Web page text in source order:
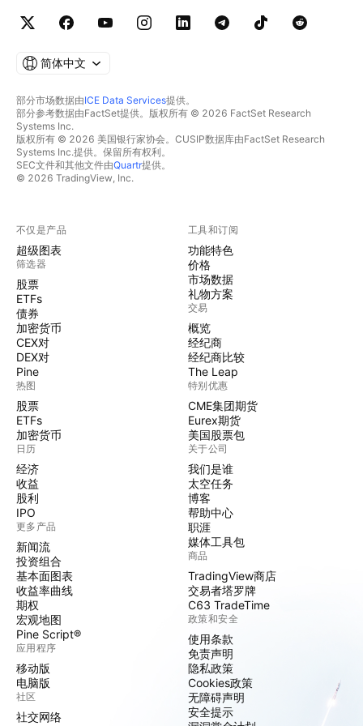
简体中文
部分市场数据由ICE Data Services提供。
部分参考数据由FactSet提供。版权所有 © 2026 FactSet Research
Systems Inc.
版权所有 © 2026 美国银行家协会。CUSIP数据库由FactSet Research
Systems Inc.提供。保留所有权利。
SEC文件和其他文件由Quartr提供。
© 2026 TradingView, Inc.
不仅是产品
超级图表
筛选器
股票
ETFs
债券
加密货币
CEX对
DEX对
Pine
热图
股票
ETFs
加密货币
日历
经济
收益
股利
IPO
更多产品
新闻流
投资组合
基本面图表
收益率曲线
期权
宏观地图
Pine Script®
应用程序
移动版
电脑版
社区
社交网络
工具和订阅
功能特色
价格
市场数据
礼物方案
交易
概览
经纪商
经纪商比较
The Leap
特别优惠
CME集团期货
Eurex期货
美国股票包
关于公司
我们是谁
太空任务
博客
帮助中心
职涯
媒体工具包
商品
TradingView商店
交易者塔罗牌
C63 TradeTime
政策和安全
使用条款
免责声明
隐私政策
Cookies政策
无障碍声明
安全提示